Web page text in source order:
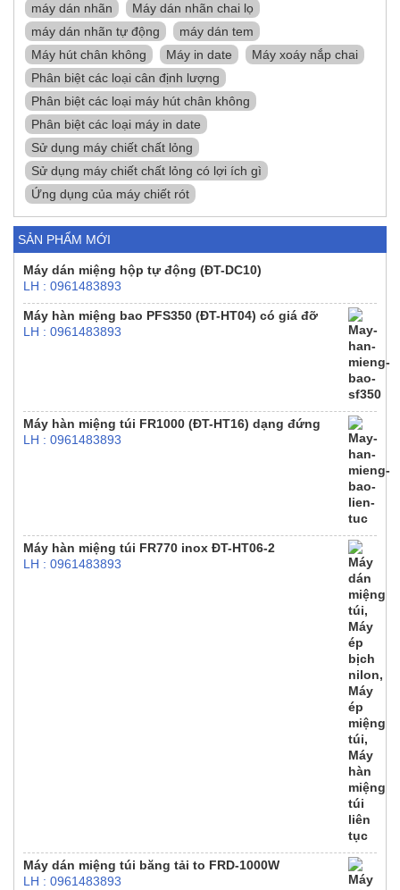
máy dán nhãn
Máy dán nhãn chai lọ
máy dán nhãn tự động
máy dán tem
Máy hút chân không
Máy in date
Máy xoáy nắp chai
Phân biệt các loại cân định lượng
Phân biệt các loại máy hút chân không
Phân biệt các loại máy in date
Sử dụng máy chiết chất lỏng
Sử dụng máy chiết chất lỏng có lợi ích gì
Ứng dụng của máy chiết rót
SẢN PHẨM MỚI
Máy dán miệng hộp tự động (ĐT-DC10)
LH : 0961483893
Máy hàn miệng bao PFS350 (ĐT-HT04) có giá đỡ
LH : 0961483893
Máy hàn miệng túi FR1000 (ĐT-HT16) dạng đứng
LH : 0961483893
Máy hàn miệng túi FR770 inox ĐT-HT06-2
LH : 0961483893
Máy dán miệng túi băng tải to FRD-1000W
LH : 0961483893